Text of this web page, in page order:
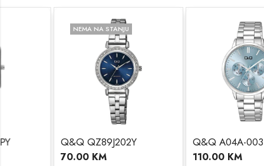
NEMA NA STANJU
Q&Q QZ89J202Y
KM
Q&Q A04A-003PY
KM